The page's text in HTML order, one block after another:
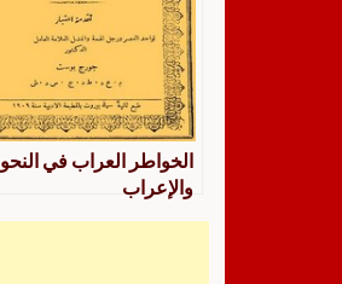
الخواطر العراب في النحو
والإعراب